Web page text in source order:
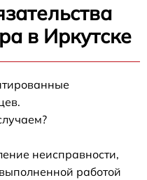
в Иркутске
неисправности,
работой